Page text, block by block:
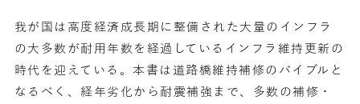
我が国は高度経済成長期に整備された大量のインフラ
の大多数が耐用年数を経過しているインフラ維持更新の
時代を迎えている。本書は道路橋維持補修のバイブルと
なるべく、経年劣化から耐震補強まで、多数の補修・